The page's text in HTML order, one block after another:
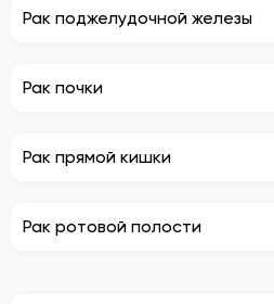
Рак поджелудочной железы
Рак почки
Рак прямой кишки
Рак ротовой полости